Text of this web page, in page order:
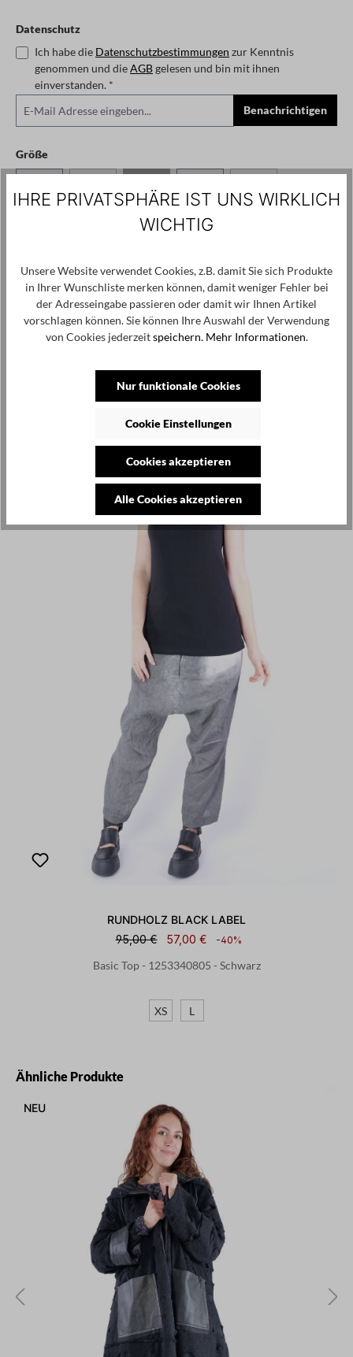
Datenschutz
Ich habe die Datenschutzbestimmungen zur Kenntnis
genommen und dieAGBgelesen und bin mit ihnen
einverstanden. *
Benachrichtigen
Größeauswählen
Zum Merkzettel hinzufügen
Angaben zum Hersteller:
studiorundholz gmbh, hötenweg 4, 47669 wachtendonk,
info@studiorundholz.de
Produktgalerie überspringen
Kunden haben sich ebenfalls angesehen
RUNDHOLZ BLACK LABEL
95,00 €
57,00 € -40%
Basic Top - 1253340805 - Schwarz
XS L
Produktgalerie überspringen
Ähnliche Produkte
NEU
IHRE PRIVATSPHÄRE IST UNS WIRKLICH
WICHTIG
Unsere Website verwendet Cookies, z.B. damit Sie sich Produkte
in Ihrer Wunschliste merken können, damit weniger Fehler bei
der Adresseingabe passieren oder damit wir Ihnen Artikel
vorschlagen können. Sie können Ihre Auswahl der Verwendung
von Cookies jederzeitspeichern. Mehr Informationen.
Nur funktionale Cookies
Cookie Einstellungen
Cookies akzeptieren
Alle Cookies akzeptieren